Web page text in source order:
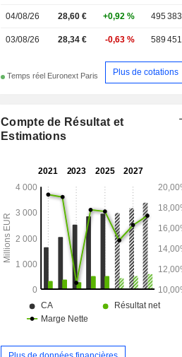
04/08/26 28,60 € +0,92 % 495 383
03/08/26 28,34 € -0,63 % 589 451
Temps réel Euronext Paris Plus de cotations
Compte de Résultat et
Estimations